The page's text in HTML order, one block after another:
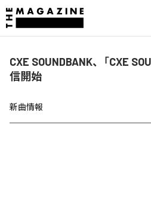
CXE SOUNDBANK、「CXE
信開始
新曲情報